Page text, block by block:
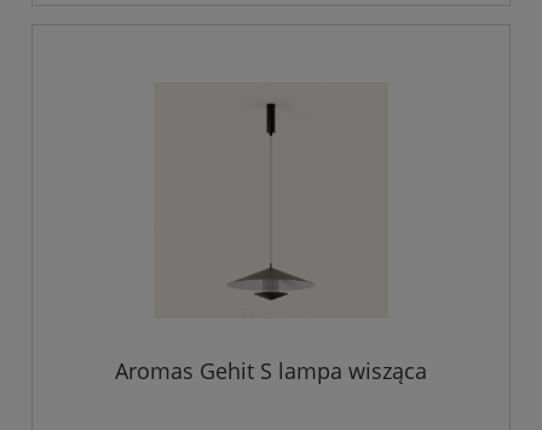
Aromas Gehit S lampa wisząca